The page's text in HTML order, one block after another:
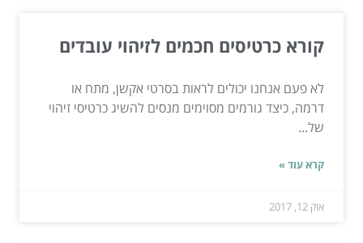
קורא כרטיסים חכמים לזיהוי עובדים
לא פעם אנחנו יכולים לראות בסרטי אקשן, מתח או
דרמה, כיצד גורמים מסוימים מנסים להשיג כרטיסי זיהוי
של...
קרא עוד »
אוק 12, 2017